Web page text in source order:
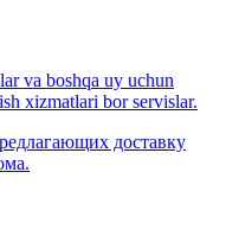
va boshqa uy uchun
xizmatlari bor servislar.
доставку